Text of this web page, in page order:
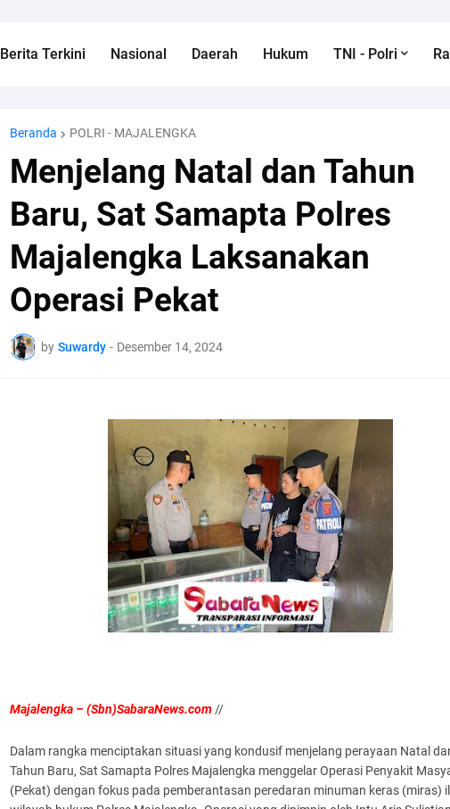
Berita Terkini Nasional Daerah Hukum TNI - Polri
Beranda POLRI - MAJALENGKA
Menjelang Natal dan Tahun
Baru, Sat Samapta Polres
Majalengka Laksanakan
Operasi Pekat
by Suwardy - Desember 14, 2024
Majalengka – (Sbn)SabaraNews.com //
Dalam rangka menciptakan situasi yang kondusif menjelang perayaan Natal
Tahun Baru, Sat Samapta Polres Majalengka menggelar Operasi Penyakit
(Pekat) dengan fokus pada pemberantasan peredaran minuman keras (miras)